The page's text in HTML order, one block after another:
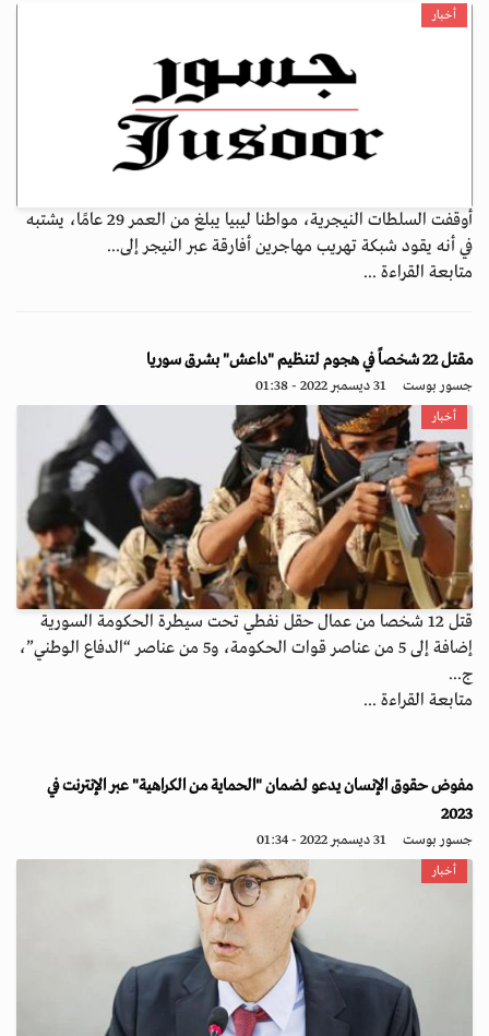
أخبار
أوقفت السلطات النيجرية، مواطنا ليبيا يبلغ من العمر 29 عامًا، يشتبه
في أنه يقود شبكة تهريب مهاجرين أفارقة عبر النيجر إلى...
متابعة القراءة ...
مقتل 22 شخصاً في هجوم لتنظيم "داعش" بشرق سوريا
جسور بوست 31 ديسمبر 2022 - 01:38
أخبار
قتل 12 شخصا من عمال حقل نفطي تحت سيطرة الحكومة السورية
إضافة إلى 5 من عناصر قوات الحكومة، و5 من عناصر “الدفاع الوطني”،
ج...
متابعة القراءة ...
مفوض حقوق الإنسان يدعو لضمان "الحماية من الكراهية" عبر الإنترنت في
2023
جسور بوست 31 ديسمبر 2022 - 01:34
أخبار